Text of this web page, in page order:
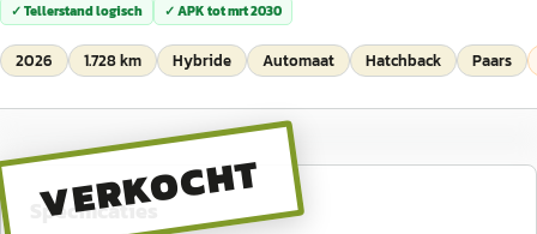
✓ Tellerstand logisch ✓ APK totmrt 2030
2026 1.728 km Hybride Automaat Hatchback Paars
VERKOCHT
Specificaties